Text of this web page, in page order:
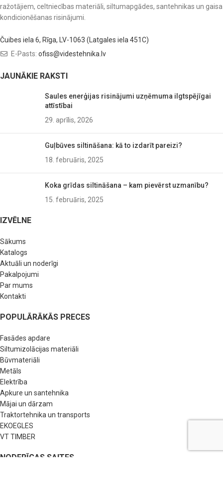
ražotājiem, celtniecības materiāli, siltumapgādes, santehnikas un gaisa
kondicionēšanas risinājumi.
Čuibes iela 6, Rīga, LV-1063 (Latgales iela 451C)
E-Pasts: ofiss@videstehnika.lv
JAUNĀKIE RAKSTI
Saules enerģijas risinājumi uzņēmuma ilgtspējīgai
attīstībai
29. aprīlis, 2026
Guļbūves siltināšana: kā to izdarīt pareizi?
18. februāris, 2025
Koka grīdas siltināšana – kam pievērst uzmanību?
15. februāris, 2025
IZVĒLNE
Sākums
Katalogs
Aktuāli un noderīgi
Pakalpojumi
Par mums
Kontakti
POPULĀRĀKĀS PRECES
Fasādes apdare
Siltumizolācijas materiāli
Būvmateriāli
Metāls
Elektrība
Apkure un santehnika
Mājai un dārzam
Traktortehnika un transports
EKOEGLES
VT TIMBER
NODERĪGAS SAITES